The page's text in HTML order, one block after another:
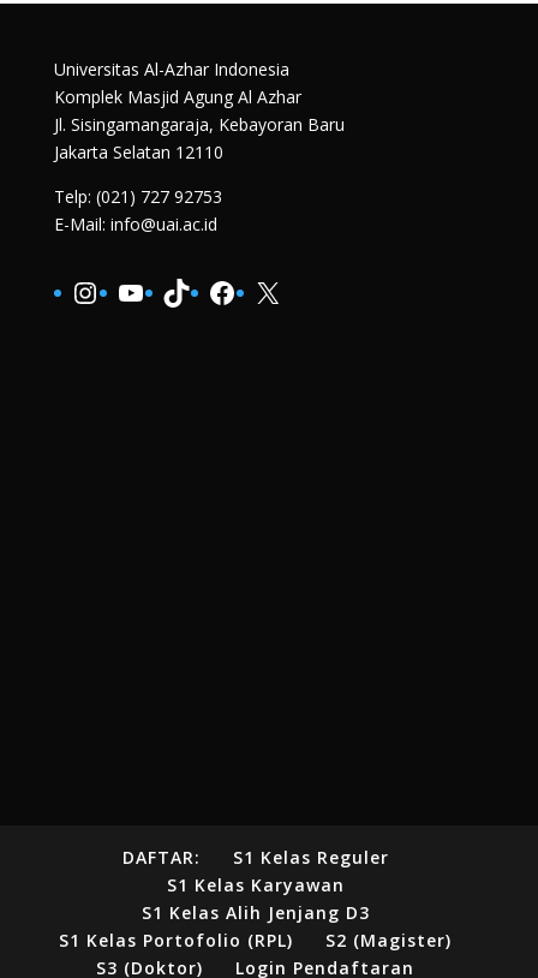
Universitas Al-Azhar Indonesia
Komplek Masjid Agung Al Azhar
Jl. Sisingamangaraja, Kebayoran Baru
Jakarta Selatan 12110
Telp: (021) 727 92753
E-Mail: info@uai.ac.id
Instagram
YouTube
TikTokFacebook
X
DAFTAR:
S1 Kelas Reguler
S1 Kelas Karyawan
S1 Kelas Alih Jenjang D3
S1 Kelas Portofolio (RPL)
S2 (Magister)
S3 (Doktor)
Login Pendaftaran